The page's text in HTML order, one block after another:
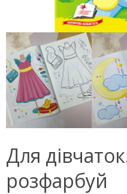
Для
розфарбуй